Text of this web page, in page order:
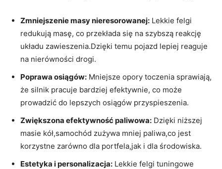
Zmniejszenie masy nieresorowanej: Lekkie felgi
redukują masę, co przekłada się na szybszą reakcję
układu zawieszenia.Dzięki temu pojazd lepiej reaguje
na nierówności drogi.
Poprawa osiągów: Mniejsze opory toczenia sprawiają,
że silnik pracuje bardziej efektywnie, co może
prowadzić do lepszych osiągów przyspieszenia.
Zwiększona efektywność paliwowa: Dzięki niższej
masie kół,samochód zużywa mniej paliwa,co jest
korzystne zarówno dla portfela,jak i dla środowiska.
Estetyka i personalizacja: Lekkie felgi tuningowe